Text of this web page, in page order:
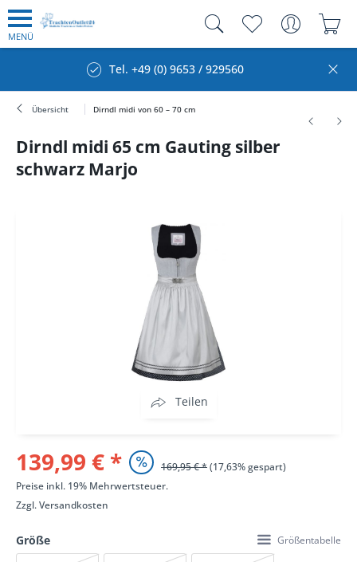
MENÜ
Tel. +49 (0) 9653 / 929560
Übersicht Dirndl midi von 60 – 70 cm
Dirndl midi 65 cm Gauting silber
schwarz Marjo
Teilen
139,99 € * 169,95 € *(17,63% gespart)
Preise inkl. 19% Mehrwertsteuer.
Zzgl.Versandkosten
Größe Größentabelle